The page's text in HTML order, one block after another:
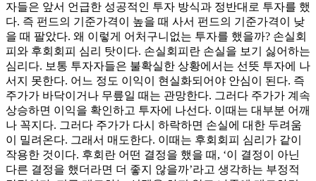
자들은 앞서 언급한 성공적인 투자 방식과 정반대로 투자를 했
다. 즉 펀드의 기준가격이 높을 때 사서 펀드의 기준가격이 낮
을 때 팔았다. 왜 이렇게 어처구니없는 투자를 했을까? 손실회
피와 후회회피 심리 탓이다. 손실회피란 손실을 보기 싫어하는
심리다. 보통 투자자들은 불확실한 상황에서는 선뜻 투자에 나
서지 못한다. 어느 정도 이익이 현실화되어야 안심이 된다. 즉
주가가 바닥이거나 무릎일 때는 관망한다. 그러다 주가가 계속
상승하면 이익을 확인하고 투자에 나선다. 이때는 대부분 어깨
나 꼭지다. 그러다 주가가 다시 하락하면 손실에 대한 두려움
이 밀려온다. 그래서 매도한다. 이때는 후회회피 심리가 같이
작용한 것이다. 후회란 어떤 결정을 했을 때, ‘이 결정이 아닌
다른 결정을 했더라면 더 좋지 않을까’라고 생각하는 부정적